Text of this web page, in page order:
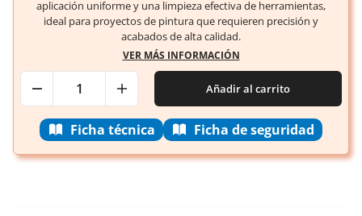
aplicación uniforme y una limpieza efectiva de herramientas,
ideal para proyectos de pintura que requieren precisión y
acabados de alta calidad.
VER MÁS INFORMACIÓN
Añadir al carrito
Ficha técnica Ficha de seguridad